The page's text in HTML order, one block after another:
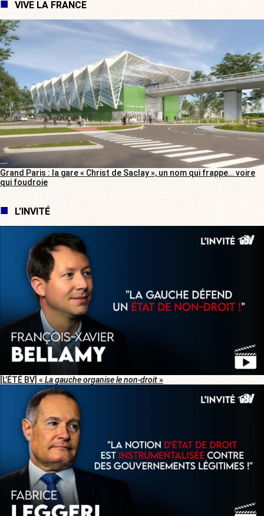
VIVE LA FRANCE
Grand Paris : la gare « Christ de Saclay », un nom qui frappe… voire
qui foudroie
L'INVITÉ
[L’ÉTÉ BV] « La gauche organise le non-droit»